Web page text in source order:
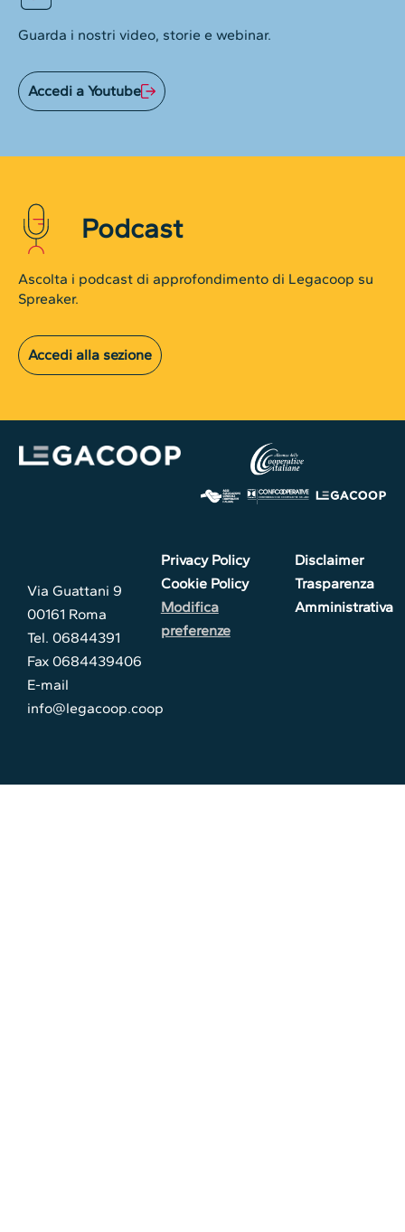
Guarda i nostri video, storie e webinar.
Accedi a Youtube
Podcast
Ascolta i podcast di approfondimento di Legacoop su
Spreaker.
Accedi alla sezione
Via Guattani 9
00161 Roma
Tel. 06844391
Fax 0684439406
E-mail
info@legacoop.coop
Privacy Policy
Cookie Policy
Modifica
preferenze
Disclaimer
Trasparenza
Amministrativa